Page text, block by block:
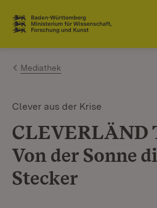
Zum Inhalt springen
Link zur Startseite
Mediathek
Clever aus der Krise
CLEVERLÄND
Von der Sonne
Stecker